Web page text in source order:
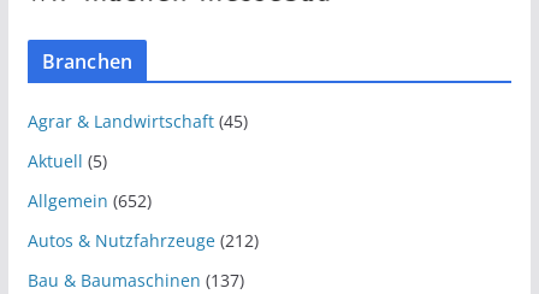
Branchen
Agrar & Landwirtschaft(45)
Aktuell (5)
Allgemein (652)
Autos & Nutzfahrzeuge(212)
Bau & Baumaschinen (137)